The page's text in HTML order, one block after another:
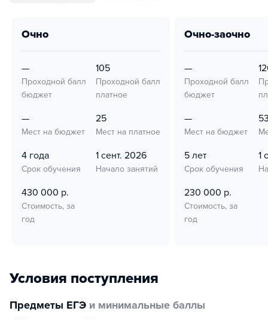
очно
—
Проходной балл
бюджет
105
Проходной балл
платное
—
Мест на бюджет
25
Мест на платное
4 года
Срок обучения
1 сент. 2026
Начало занятий
430 000 р.
Стоимость, за
год
очно-заочно
—
Проходной балл
бюджет
—
Мест на бюджет
5 лет
Срок обучения
1
230 000 р.
Стоимость, за
год
Условия поступления
Предметы ЕГЭ и минимальные баллы